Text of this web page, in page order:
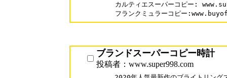
カルティエスーパーコピー:
ブランドスーパーコピー時計
投稿者：www.super998.com